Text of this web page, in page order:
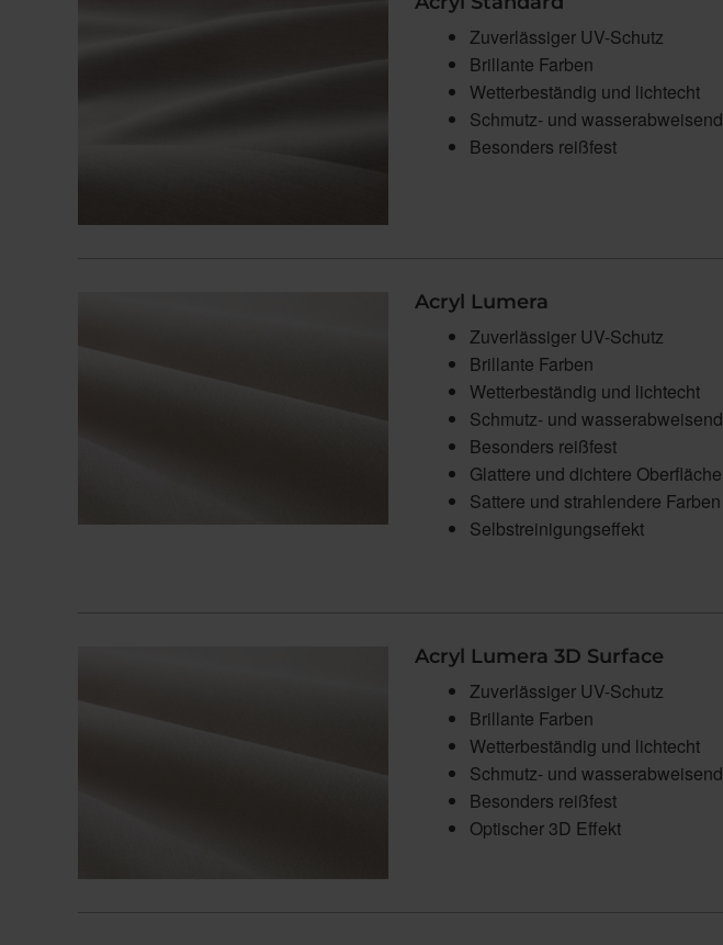
Zuverlässiger UV-Schutz
Brillante Farben
Wetterbeständig und lichtecht
Schmutz- und wasserabweisend
Besonders reißfest
Acryl Lumera
Zuverlässiger UV-Schutz
Brillante Farben
Wetterbeständig und lichtecht
Schmutz- und wasserabweisend
Besonders reißfest
Glattere und dichtere Oberfläche
Sattere und strahlendere Farben
Selbstreinigungseffekt
Acryl Lumera 3D Surface
Zuverlässiger UV-Schutz
Brillante Farben
Wetterbeständig und lichtecht
Schmutz- und wasserabweisend
Besonders reißfest
Optischer 3D Effekt